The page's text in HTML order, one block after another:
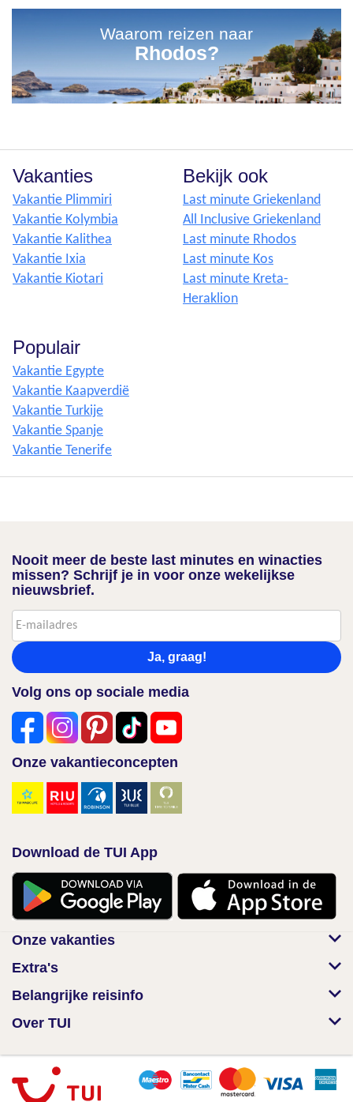
Waarom reizen naar
Rhodos?
Vakanties
Vakantie Plimmiri
Vakantie Kolymbia
Vakantie Kalithea
Vakantie Ixia
Vakantie Kiotari
Bekijk ook
Last minute Griekenland
All Inclusive Griekenland
Last minute Rhodos
Last minute Kos
Last minute Kreta-
Heraklion
Populair
Vakantie Egypte
Vakantie Kaapverdië
Vakantie Turkije
Vakantie Spanje
Vakantie Tenerife
Nooit meer de beste last minutes en winacties
missen? Schrijf je in voor onze wekelijkse
nieuwsbrief.
Ja, graag!
Volg ons op sociale media
Onze vakantieconcepten
Download de TUI App
Onze vakanties
Extra's
Belangrijke reisinfo
Over TUI